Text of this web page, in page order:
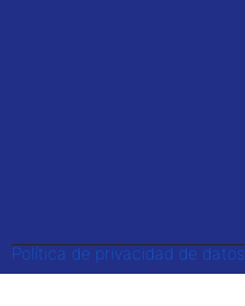
Política de privacidad de datos